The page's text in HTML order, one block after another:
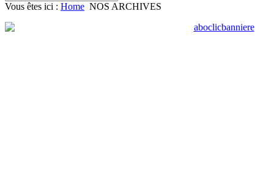
Vous êtes ici : Home NOS ARCHIVES